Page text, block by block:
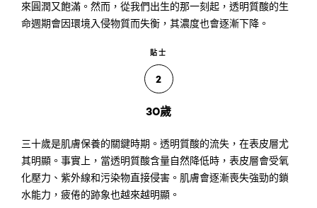
來圓潤又飽滿。然而，從我們出生的那一刻起，透明質酸的生
命週期會因環境入侵物質而失衡，其濃度也會逐漸下降。
貼士
2
30歲
三十歲是肌膚保養的關鍵時期。透明質酸的流失，在表皮層尤
其明顯。事實上，當透明質酸含量自然降低時，表皮層會受氧
化壓力、紫外線和污染物直接侵害。肌膚會逐漸喪失強勁的鎖
水能力，疲倦的跡象也越來越明顯。